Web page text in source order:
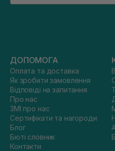
ДОПОМОГА
Оплата та доставка
Як зробити замовлення
Відповіді на запитання
Про нас
ЗМІ про нас
Сертифікати та нагороди
Блог
Бюті словник
Контакти